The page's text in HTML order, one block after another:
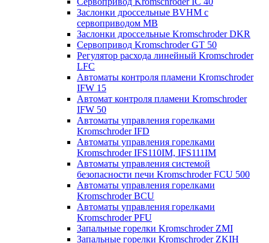
Заслонки дроссельные BVHM с
сервоприводом МВ
Заслонки дроссельные Kromschroder DKR
Cервопривод Kromschroder GT 50
Регулятор расхода линейный Kromschroder
LFC
Автоматы контроля пламени Kromschroder
IFW 15
Автомат контроля пламени Kromschroder
IFW 50
Автоматы управления горелками
Kromschroder IFD
Автоматы управления горелками
Kromschroder IFS110IM, IFS111IM
Автоматы управления системой
безопасности печи Kromschroder FCU 500
Автоматы управления горелками
Kromschroder BCU
Автоматы управления горелками
Kromschroder PFU
Запальные горелки Kromschroder ZМI
Запальные горелки Kromschroder ZKIH